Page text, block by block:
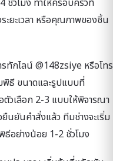
ชั่วโมง ทำให้ครอบครัวที่
ะยะเวลา หรือคุณภาพของชิ้น
ทักไลน์ @148zsiye หรือโทร
พิธี ขนาดและรูปแบบที่
ตัวเลือก 2-3 แบบให้พิจารณา
นยันคำสั่งแล้ว ทีมช่างจะเริ่ม
อย่างน้อย 1-2 ชั่วโมง